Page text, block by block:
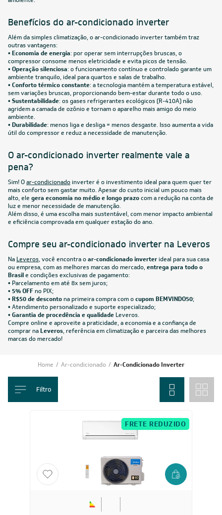
Ar-Condicionado Split HW Inverter Midea AirVolution
Lite 18.000 BTUs R-32 Só Frio 220V
R$ 2.944,05à vista
ou8xdeR$ 387,38
FRETE REDUZIDO
22.000
Ar-Condicionado Split HW Inverter Midea AI AirVolution
22.000 BTUs R-32 Só Frio 220V
ou8xdeR$ 519,88
12.000
Ar-Condicionado Split HW Inverter Midea AI Ecomaster
12.000 BTUs R-32 Quente/Frio 220V
R$ 332,38
FRETE REDUZIDO